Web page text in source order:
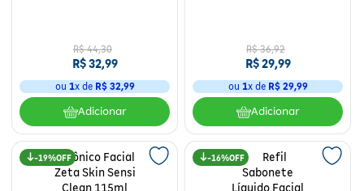
R$ 44,30
R$32,99
ou 1x de R$ 32,99
Adicionar
R$ 36,92
R$29,99
ou 1x de R$ 29,99
Adicionar
19% 16%